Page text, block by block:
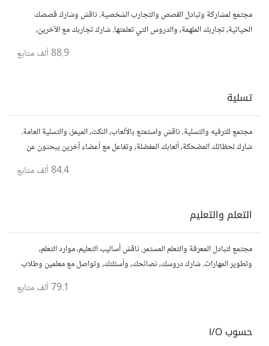
مجتمع لمشاركة وتبادل القصص والتجارب الشخصية. ناقش وشارك قصصك
الحياتية، تجاربك الملهمة، والدروس التي تعلمتها. شارك تجاربك مع الآخرين،
88.9 ألف متابع
تسلية
مجتمع للترفيه والتسلية. ناقش واستمتع بالألعاب، النكت، الميمز، والتسلية العامة.
شارك لحظاتك المضحكة، ألعابك المفضلة، وتفاعل مع أعضاء آخرين يبحثون عن
84.4 ألف متابع
التعلم والتعليم
مجتمع لتبادل المعرفة والتعلم المستمر. ناقش أساليب التعليم، موارد التعلم،
وتطوير المهارات. شارك دروسك، نصائحك، وأسئلتك، وتواصل مع معلمين وطلاب
79.1 ألف متابع
حسوب I/O